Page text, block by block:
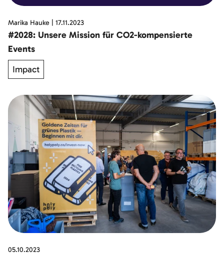
Marika Hauke 17.11.2023
#2028: Unsere Mission für CO2-kompensierte
Events
Impact
05.10.2023